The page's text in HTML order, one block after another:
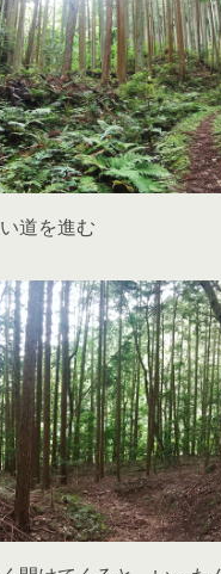
道を進む